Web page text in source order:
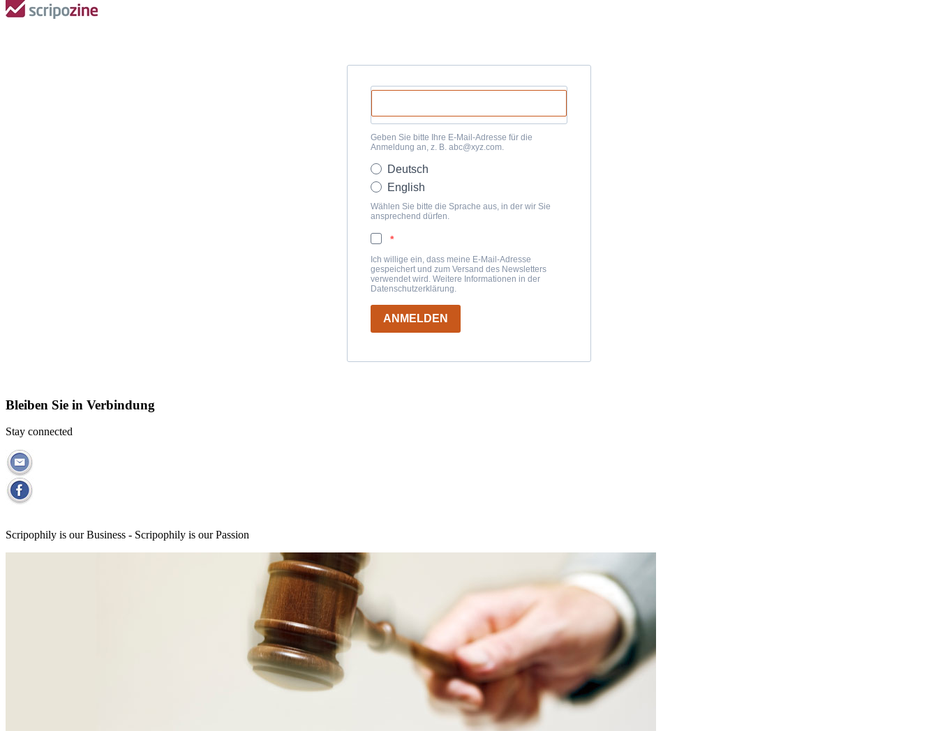
Geben Sie bitte Ihre E-Mail-Adresse für die
Anmeldung an, z. B. abc@xyz.com.
Deutsch
English
Wählen Sie bitte die Sprache aus, in der wir Sie
ansprechend dürfen.
Ich willige ein, dass meine E-Mail-Adresse
gespeichert und zum Versand des Newsletters
verwendet wird. Weitere Informationen in der
Datenschutzerklärung.
ANMELDEN
Bleiben Sie in Verbindung
Stay connected
Scripophily is our Business - Scripophily is our Passion